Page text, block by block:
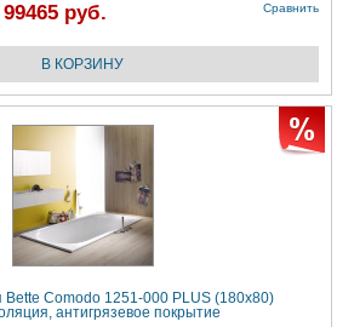
99465 руб. Сравнить
Bette Comodo 1251-000 PLUS (180х80)
антигрязевое покрытие